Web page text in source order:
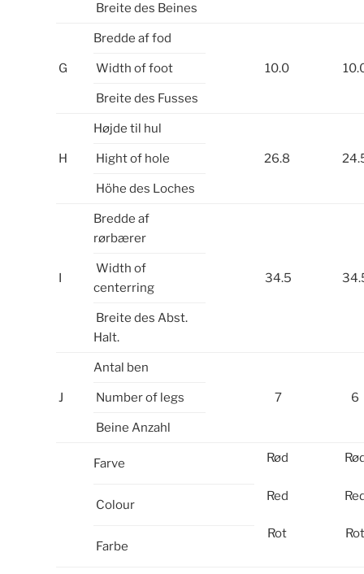
Breite des Beines
G
Bredde af fod
10.0
Width of foot
Breite des Fusses
H
Højde til hul
26.8
Hight of hole
Höhe des Loches
I
Bredde af
rørbærer
34.5
Width of
centerring
Breite des Abst.
Halt.
J
Antal ben
7 6
Number of legs
Beine Anzahl
Farve Rød
Red
Rot
Colour
Farbe